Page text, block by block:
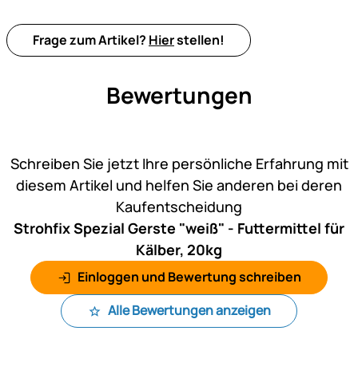
Frage zum Artikel? Hierstellen!
Bewertungen
Schreiben Sie jetzt Ihre persönliche Erfahrung mit
diesem Artikel und helfen Sie anderen bei deren
Kaufentscheidung
Strohfix Spezial Gerste "weiß" - Futtermittel für
Kälber, 20kg
Einloggen und Bewertung schreiben
Alle Bewertungen anzeigen